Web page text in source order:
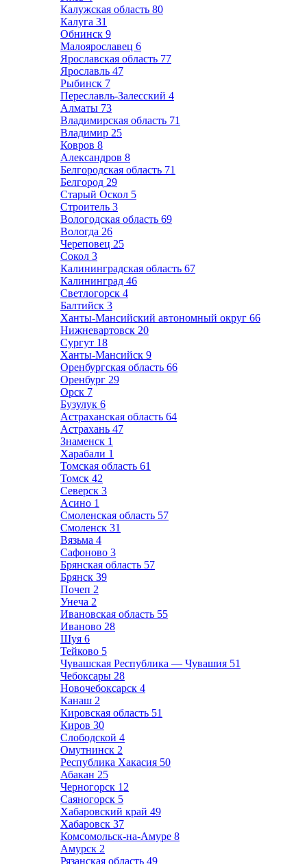
Калужская область 80
Калуга 31
Обнинск 9
Малоярославец 6
Ярославская область 77
Ярославль 47
Рыбинск 7
Переславль-Залесский 4
Алматы 73
Владимирская область 71
Владимир 25
Ковров 8
Александров 8
Белгородская область 71
Белгород 29
Старый Оскол 5
Строитель 3
Вологодская область 69
Вологда 26
Череповец 25
Сокол 3
Калининградская область 67
Калининград 46
Светлогорск 4
Балтийск 3
Ханты-Мансийский автономный округ 66
Нижневартовск 20
Сургут 18
Ханты-Мансийск 9
Оренбургская область 66
Оренбург 29
Орск 7
Бузулук 6
Астраханская область 64
Астрахань 47
Знаменск 1
Харабали 1
Томская область 61
Томск 42
Северск 3
Асино 1
Смоленская область 57
Смоленск 31
Вязьма 4
Сафоново 3
Брянская область 57
Брянск 39
Почеп 2
Унеча 2
Ивановская область 55
Иваново 28
Шуя 6
Тейково 5
Чувашская Республика — Чувашия 51
Чебоксары 28
Новочебоксарск 4
Канаш 2
Кировская область 51
Киров 30
Слободской 4
Омутнинск 2
Республика Хакасия 50
Абакан 25
Черногорск 12
Саяногорск 5
Хабаровский край 49
Хабаровск 37
Комсомольск-на-Амуре 8
Амурск 2
Рязанская область 49